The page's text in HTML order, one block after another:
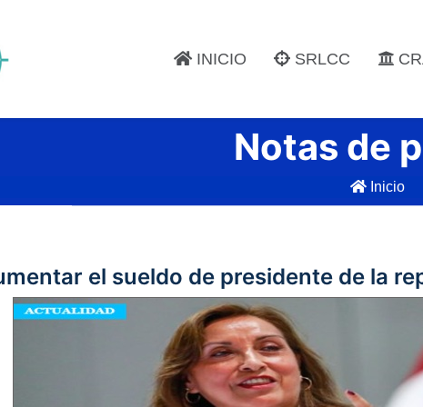
INICIO SRLCC
Notas de
Inicio
el sueldo de presidente de la